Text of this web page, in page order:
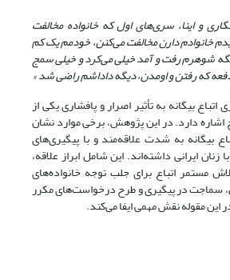
و اینا، سری‌های اول که خانواده مخالفت
خانوادم دارن مخالفت می‌کنن، خودمم یک کم
شوهرم رفت و آمد خیلی می‌کرد و خیلی سمج
که رفتن و اومدن، دیگه داداشم راضی شد »
بیگانه به تأثیر اصرار و پافشاری یکی از
اشاره دارد. در این پژوهش، برخی موارد نشان
بیگانه به شدت علاقه‌مند و با پیگیری‌های
ایرانی داشته‌اند. این شامل ابراز علاقه،
مستمر اتباع برای جلب توجه خانواده‌های
سماجت در پیگیری و طرح درخواست‌های مکرر
این مقوله نقش مهمی ایفا می‌کند.